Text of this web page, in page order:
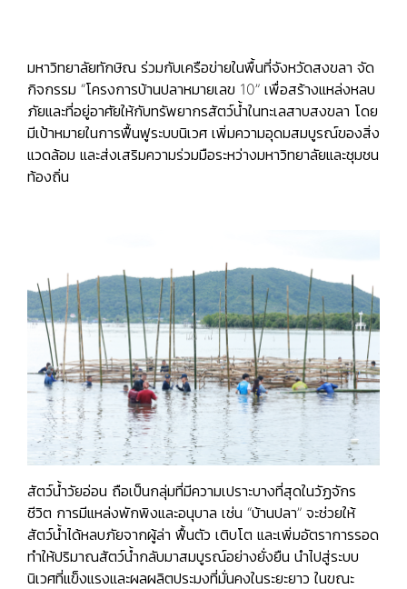
มหาวิทยาลัยทักษิณ ร่วมกับเครือข่ายในพื้นที่จังหวัดสงขลา จัด
กิจกรรม “โครงการบ้านปลาหมายเลข 10” เพื่อสร้างแหล่งหลบ
ภัยและที่อยู่อาศัยให้กับทรัพยากรสัตว์น้ำในทะเลสาบสงขลา โดย
มีเป้าหมายในการฟื้นฟูระบบนิเวศ เพิ่มความอุดมสมบูรณ์ของสิ่ง
แวดล้อม และส่งเสริมความร่วมมือระหว่างมหาวิทยาลัยและชุมชน
ท้องถิ่น
สัตว์น้ำวัยอ่อน ถือเป็นกลุ่มที่มีความเปราะบางที่สุดในวัฏจักร
ชีวิต การมีแหล่งพักพิงและอนุบาล เช่น “บ้านปลา” จะช่วยให้
สัตว์น้ำได้หลบภัยจากผู้ล่า ฟื้นตัว เติบโต และเพิ่มอัตราการรอด
ทำให้ปริมาณสัตว์น้ำกลับมาสมบูรณ์อย่างยั่งยืน นำไปสู่ระบบ
นิเวศที่แข็งแรงและผลผลิตประมงที่มั่นคงในระยะยาว ในขณะ